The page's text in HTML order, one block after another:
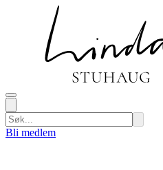
Bli medlem